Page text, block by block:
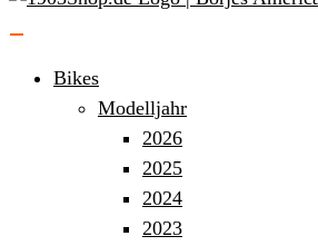
Bikes
Modelljahr
2026
2025
2024
2023